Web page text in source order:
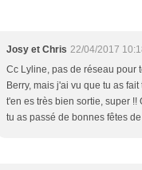
Josy et Chris 22/04/2017
Cc Lyline, pas de réseau pour
Berry, mais j'ai vu que tu as
t'en es très bien sortie, super !!
tu as passé de bonnes fêtes